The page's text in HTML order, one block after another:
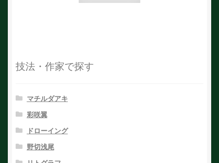
技法・作家で探す
マチルダアキ
彩咲翼
ドローイング
野切浅尾